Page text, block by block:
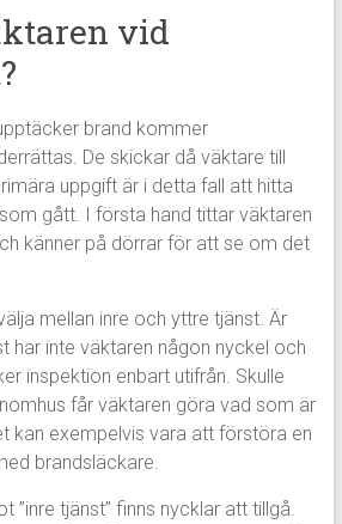
vid
brand kommer
De skickar då väktare till
uppgift är i detta fall att hitta
gått. I första hand tittar väktaren
känner på dörrar för att se om det
mellan inre och yttre tjänst. Är
har inte väktaren någon nyckel och
inspektion enbart utifrån. Skulle
får väktaren göra vad som är
kan exempelvis vara att förstöra en
brandsläckare.
”inre tjänst” finns nycklar att tillgå.